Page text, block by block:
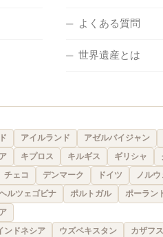
よくある質問
世界遺産とは
アイルランド アゼルバイジャン
キプロス キルギス ギリシャ
チェコ デンマーク ドイツ ノル
ルツェゴビナ
ポルトガル ポーラン
ンドネシア ウズベキスタン カザフ